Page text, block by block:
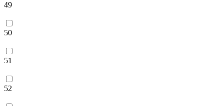
49
50
51
52